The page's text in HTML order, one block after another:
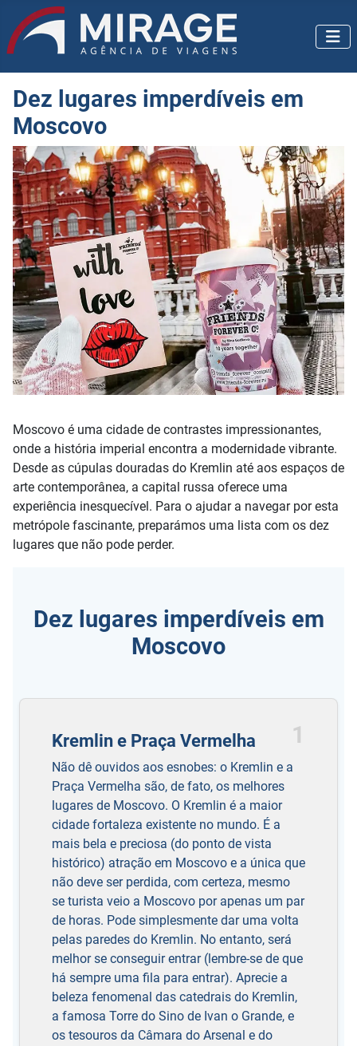
Dez lugares imperdíveis em
Moscovo
Moscovo é uma cidade de contrastes impressionantes,
onde a história imperial encontra a modernidade vibrante.
Desde as cúpulas douradas do Kremlin até aos espaços de
arte contemporânea, a capital russa oferece uma
experiência inesquecível. Para o ajudar a navegar por esta
metrópole fascinante, preparámos uma lista com os dez
lugares que não pode perder.
Dez lugares imperdíveis em
Moscovo
1
Kremlin e Praça Vermelha
Não dê ouvidos aos esnobes: o Kremlin e a
Praça Vermelha são, de fato, os melhores
lugares de Moscovo. O Kremlin é a maior
cidade fortaleza existente no mundo. É a
mais bela e preciosa (do ponto de vista
histórico) atração em Moscovo e a única que
não deve ser perdida, com certeza, mesmo
se turista veio a Moscovo por apenas um par
de horas. Pode simplesmente dar uma volta
pelas paredes do Kremlin. No entanto, será
melhor se conseguir entrar (lembre-se de que
há sempre uma fila para entrar). Aprecie a
beleza fenomenal das catedrais do Kremlin,
a famosa Torre do Sino de Ivan o Grande, e
os tesouros da Câmara do Arsenal e do